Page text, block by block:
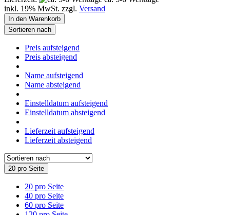
inkl. 19% MwSt. zzgl. Versand
In den Warenkorb
Sortieren nach
Preis aufsteigend
Preis absteigend
Name aufsteigend
Name absteigend
Einstelldatum aufsteigend
Einstelldatum absteigend
Lieferzeit aufsteigend
Lieferzeit absteigend
20 pro Seite
20 pro Seite
40 pro Seite
60 pro Seite